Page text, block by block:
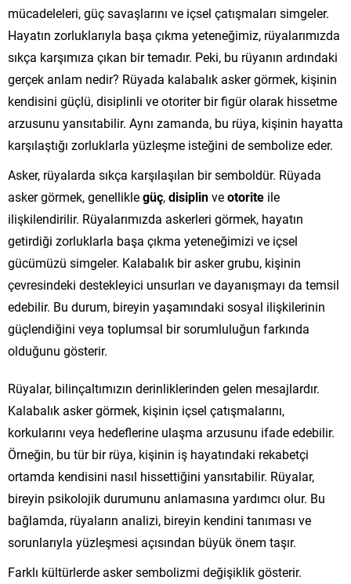
mücadeleleri, güç savaşlarını ve içsel çatışmaları simgeler.
Hayatın zorluklarıyla başa çıkma yeteneğimiz, rüyalarımızda
sıkça karşımıza çıkan bir temadır. Peki, bu rüyanın ardındaki
gerçek anlam nedir? Rüyada kalabalık asker görmek, kişinin
kendisini güçlü, disiplinli ve otoriter bir figür olarak hissetme
arzusunu yansıtabilir. Aynı zamanda, bu rüya, kişinin hayatta
karşılaştığı zorluklarla yüzleşme isteğini de sembolize eder.
Asker, rüyalarda sıkça karşılaşılan bir semboldür. Rüyada
asker görmek, genelliklegüç,disiplinveotorite ile
ilişkilendirilir. Rüyalarımızda askerleri görmek, hayatın
getirdiği zorluklarla başa çıkma yeteneğimizi ve içsel
gücümüzü simgeler. Kalabalık bir asker grubu, kişinin
çevresindeki destekleyici unsurları ve dayanışmayı da temsil
edebilir. Bu durum, bireyin yaşamındaki sosyal ilişkilerinin
güçlendiğini veya toplumsal bir sorumluluğun farkında
olduğunu gösterir.
Rüyalar, bilinçaltımızın derinliklerinden gelen mesajlardır.
Kalabalık asker görmek, kişinin içsel çatışmalarını,
korkularını veya hedeflerine ulaşma arzusunu ifade edebilir.
Örneğin, bu tür bir rüya, kişinin iş hayatındaki rekabetçi
ortamda kendisini nasıl hissettiğini yansıtabilir. Rüyalar,
bireyin psikolojik durumunu anlamasına yardımcı olur. Bu
bağlamda, rüyaların analizi, bireyin kendini tanıması ve
sorunlarıyla yüzleşmesi açısından büyük önem taşır.
Farklı kültürlerde asker sembolizmi değişiklik gösterir.